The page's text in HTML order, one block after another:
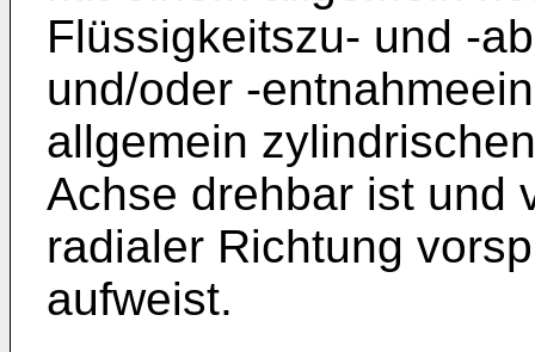
Flüssigkeitszu- und -
und/oder -
allgemein
Achse drehbar ist und
radialer Richtung
aufweist.